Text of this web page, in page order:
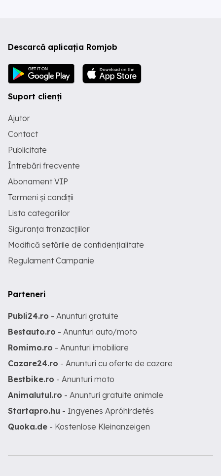
Descarcă aplicația Romjob
Suport clienți
Ajutor
Contact
Publicitate
Întrebări frecvente
Abonament VIP
Termeni și condiții
Lista categoriilor
Siguranța tranzacțiilor
Modifică setările de confidențialitate
Regulament Campanie
Parteneri
Publi24.ro - Anunturi gratuite
Bestauto.ro - Anunturi auto/moto
Romimo.ro - Anunturi imobiliare
Cazare24.ro - Anunturi cu oferte de cazare
Bestbike.ro - Anunturi moto
Animalutul.ro - Anunturi gratuite animale
Startapro.hu - Ingyenes Apróhirdetés
Quoka.de - Kostenlose Kleinanzeigen